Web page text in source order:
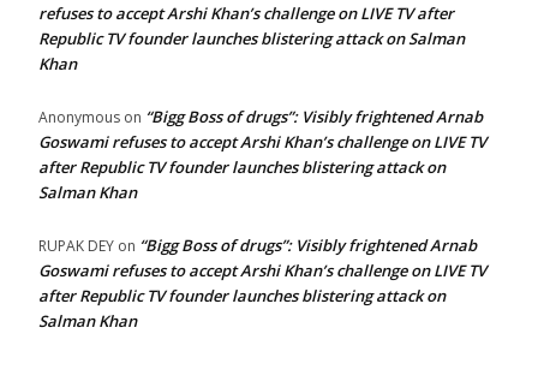
refuses to accept Arshi Khan’s challenge on LIVE TV after
Republic TV founder launches blistering attack on Salman
Khan
Anonymous on “Bigg Boss of drugs”: Visibly frightened Arnab
Goswami refuses to accept Arshi Khan’s challenge on LIVE TV
after Republic TV founder launches blistering attack on
Salman Khan
RUPAK DEY on “Bigg Boss of drugs”: Visibly frightened Arnab
Goswami refuses to accept Arshi Khan’s challenge on LIVE TV
after Republic TV founder launches blistering attack on
Salman Khan